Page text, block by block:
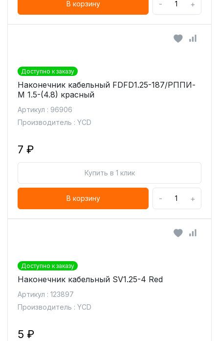
В корзину - +
Доступно к заказу
Наконечник кабельный FDFD1.25-187/РППИ-
М 1.5-(4.8) красный
Артикул : 96906
Производитель : YCD
7 ₽
Купить в 1 клик
В корзину - +
Доступно к заказу
Наконечник кабельный SV1.25-4 Red
Артикул : 123897
Производитель : YCD
5 ₽